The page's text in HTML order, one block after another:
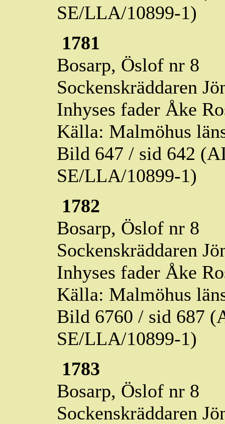
SE/LLA/10899-1)
1781
Bosarp, Öslof nr 8
Sockenskräddaren
Inhyses fader Åke
Källa: Malmöhus
Bild 647 / sid 642
SE/LLA/10899-1)
1782
Bosarp, Öslof nr 8
Sockenskräddaren
Inhyses fader Åke
Källa: Malmöhus
Bild 6760 / sid 687
SE/LLA/10899-1)
1783
Bosarp, Öslof nr 8
Sockenskräddaren